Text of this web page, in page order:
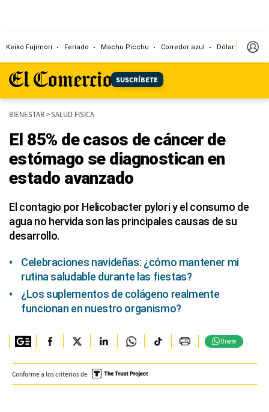
SUSCRÍBETE
Keiko Fujimori Feriado Machu Picchu Corredor azul Dólar
BIENESTAR>SALUD FISICA
El 85% de casos de cáncer de
estómago se diagnostican en
estado avanzado
El contagio por Helicobacter pylori y el consumo de
agua no hervida son las principales causas de su
desarrollo.
Celebraciones navideñas: ¿cómo mantener mi
rutina saludable durante las fiestas?
¿Los suplementos de colágeno realmente
funcionan en nuestro organismo?
Únete
Conforme a los criterios de